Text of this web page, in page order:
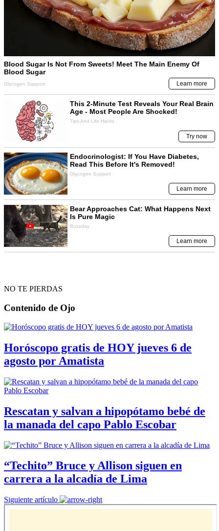
NO TE PIERDAS
Contenido de Ojo
Horóscopo gratis de HOY jueves 6 de
agosto por Amatista
Rescatan y salvan a hipopótamo bebé de
la manada del capo Pablo Escobar
“Techito” Bruce y Allison siguen en
carrera a la alcadía de Lima
Siguiente artículo